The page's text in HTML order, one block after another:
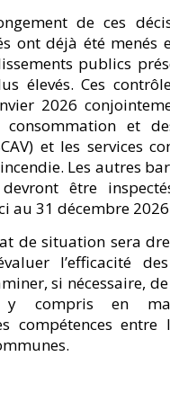
de ces
ont déjà été menés
publics
élevés. Ces
2026
et
et les services
Les autres
devront être
au 31 décembre
de situation sera
l’efficacité
si nécessaire,
y compris en
compétences entre